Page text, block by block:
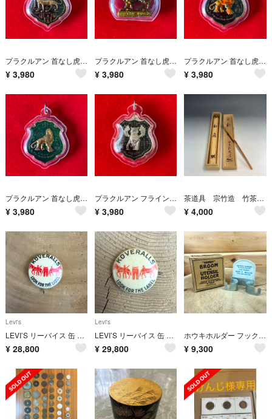
プラクルアン 首なし虎 開運 守護 御守り
¥ 3,980
プラクルアン 首なし虎 開運 守護 御守り
¥ 3,980
プラクルアン 首なし虎 開運 守護 御守り
¥ 3,980
プラクルアン 首なし虎 開運 守護 御守り
¥ 3,980
プラクルアン フライングタイガー 開運 守護 御守り
¥ 3,980
茶道具 宗竹造 竹茶杓 朴堂書付 銘『初雁』 共箱
¥ 4,000
Levi's
LEVI’S リーバイス 缶 ピン バッジ KOVERALLS ビンテージ ヴィンテージ デニム ジーンズ Gジャン ディスプレイ
¥ 28,800
Levi's
LEVI’S リーバイス 缶 ピン バッジ KOVERALLS ビンテージ ヴィンテージ デニム ジーンズ Gジャン ディスプレイ
¥ 29,800
ホウキホルダー フック アドバタイジング アンティーク アメリカ 店舗什器 古道具 壁掛け 箒 ビンテージ 雑貨
¥ 9,300